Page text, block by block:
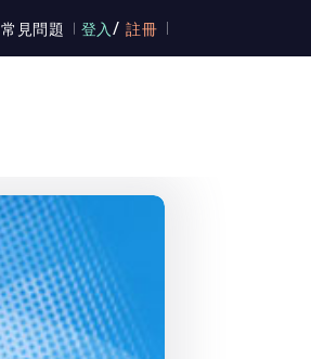
常見問題 登入 / 註冊